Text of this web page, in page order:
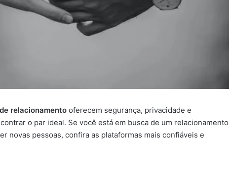
relacionamento oferecem segurança, privacidade e
o par ideal. Se você está em busca de um relacionamento
novas pessoas, confira as plataformas mais confiáveis e